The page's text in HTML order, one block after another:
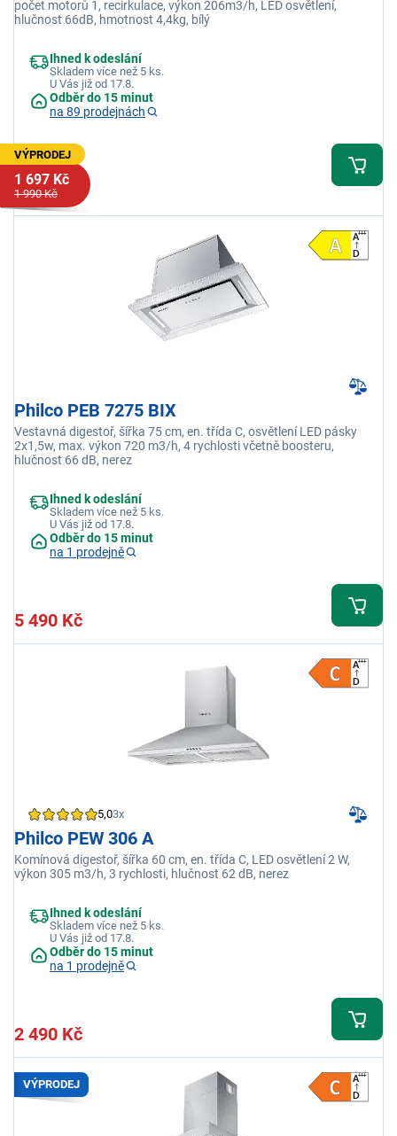
počet motorů 1, recirkulace, výkon 206m3/h, LED osvětlení,
hlučnost 66dB, hmotnost 4,4kg, bílý
Ihned k odeslání
Skladem více než 5 ks.
U Vás již od 17.8.
Odběr do 15 minut
na 89 prodejnách
VÝPRODEJ
1 697 Kč
1 990 Kč
Philco PEB 7275 BIX
Vestavná digestoř, šířka 75 cm, en. třída C, osvětlení LED pásky
2x1,5w, max. výkon 720 m3/h, 4 rychlosti včetně boosteru,
hlučnost 66 dB, nerez
Ihned k odeslání
Skladem více než 5 ks.
U Vás již od 17.8.
Odběr do 15 minut
na 1 prodejně
5 490 Kč
5,03x
Philco PEW 306 A
Komínová digestoř, šířka 60 cm, en. třída C, LED osvětlení 2 W,
výkon 305 m3/h, 3 rychlosti, hlučnost 62 dB, nerez
Ihned k odeslání
Skladem více než 5 ks.
U Vás již od 17.8.
Odběr do 15 minut
na 1 prodejně
2 490 Kč
VÝPRODEJ